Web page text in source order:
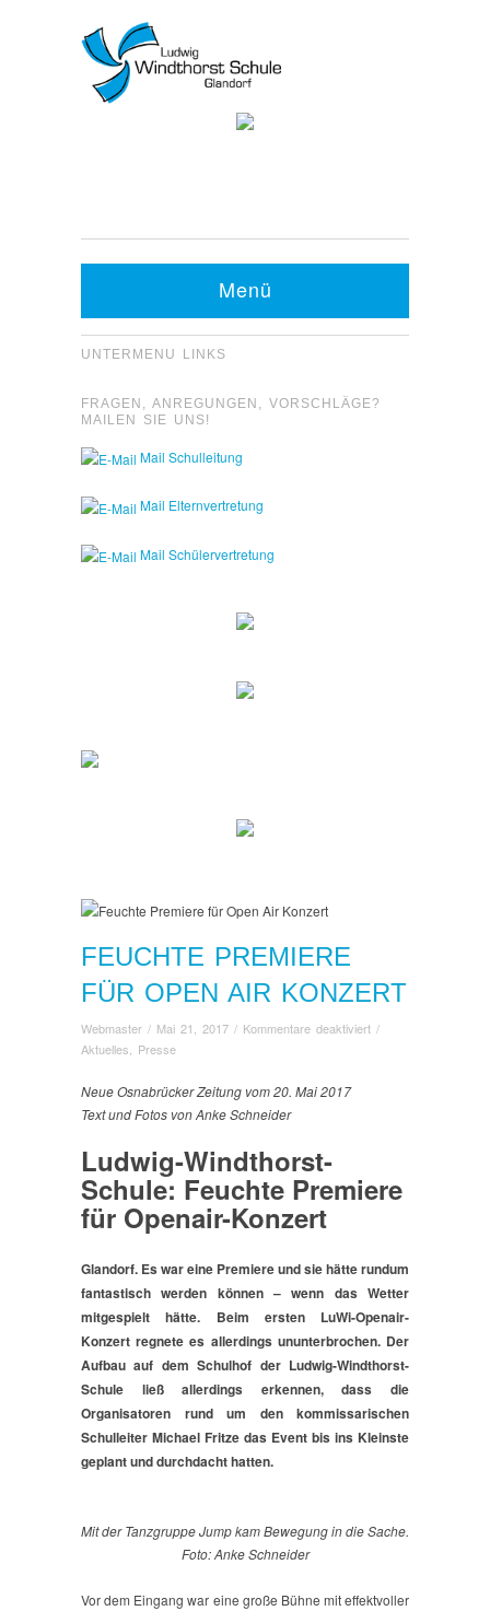
Fax: 05426 9480-20
Menü
UNTERMENU LINKS
FRAGEN, ANREGUNGEN, VORSCHLÄGE?
MAILEN SIE UNS!
Mail Schulleitung
Mail Elternvertretung
Mail Schülervertretung
FEUCHTE PREMIERE
FÜR OPEN AIR KONZERT
Webmaster / Mai 21, 2017 / Kommentare deaktiviertfür/
Aktuelles, Presse
Neue Osnabrücker Zeitung vom 20. Mai 2017
Text und Fotos von Anke Schneider
Ludwig-Windthorst-
Schule: Feuchte Premiere
für Openair-Konzert
Glandorf. Es war eine Premiere und sie hätte rundum
fantastisch werden können – wenn das Wetter
mitgespielt hätte. Beim ersten LuWi-Openair-
Konzert regnete es allerdings ununterbrochen. Der
Aufbau auf dem Schulhof der Ludwig-Windthorst-
Schule ließ allerdings erkennen, dass die
Organisatoren rund um den kommissarischen
Schulleiter Michael Fritze das Event bis ins Kleinste
geplant und durchdacht hatten.
Mit der Tanzgruppe Jump kam Bewegung in die Sache.
Foto: Anke Schneider
Vor dem Eingang war eine große Bühne mit effektvoller